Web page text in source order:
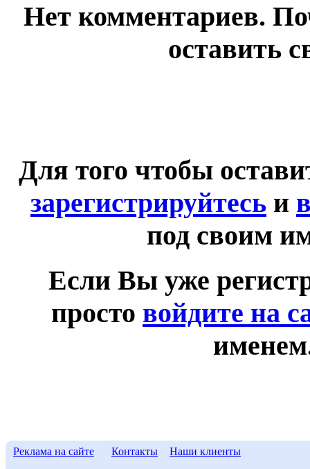
Нет комментариев.
оставить
Для того чтобы
зарегистрируйтесь и
под своим
Если Вы уже
просто войдите на
Реклама на сайте Контакты Наши клиенты